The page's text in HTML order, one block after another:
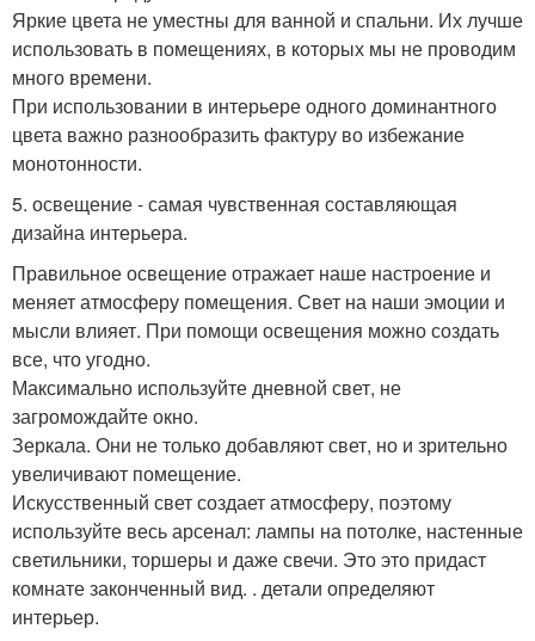
Яркие цвета не уместны для ванной и спальни. Их лучше
использовать в помещениях, в которых мы не проводим
много времени.
При использовании в интерьере одного доминантного
цвета важно разнообразить фактуру во избежание
монотонности.
5. освещение - самая чувственная составляющая
дизайна интерьера.
Правильное освещение отражает наше настроение и
меняет атмосферу помещения. Свет на наши эмоции и
мысли влияет. При помощи освещения можно создать
все, что угодно.
Максимально используйте дневной свет, не
загромождайте окно.
Зеркала. Они не только добавляют свет, но и зрительно
увеличивают помещение.
Искусственный свет создает атмосферу, поэтому
используйте весь арсенал: лампы на потолке, настенные
светильники, торшеры и даже свечи. Это это придаст
комнате законченный вид. . детали определяют
интерьер.